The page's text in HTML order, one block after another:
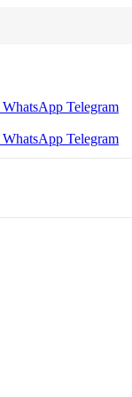
WhatsApp Telegram
WhatsApp Telegram